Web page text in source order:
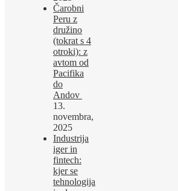
Čarobni
Peru z
družino
(tokrat s 4
otroki): z
avtom od
Pacifika
do
Andov
13.
novembra,
2025
Industrija
iger in
fintech:
kjer se
tehnologija